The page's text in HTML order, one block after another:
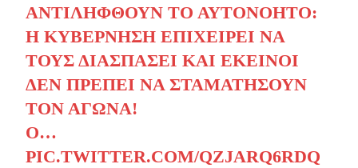
ΑΝΤΙΛΗΦΘΟΎΝ ΤΟ ΑΥΤΟΝΌΗΤΟ:
Η ΚΥΒΈΡΝΗΣΗ ΕΠΙΧΕΙΡΕΊ ΝΑ
ΤΟΥΣ ΔΙΑΣΠΆΣΕΙ ΚΑΙ ΕΚΕΊΝΟΙ
ΔΕΝ ΠΡΈΠΕΙ ΝΑ ΣΤΑΜΑΤΉΣΟΥΝ
ΤΟΝ ΑΓΏΝΑ!
Ο…
PIC.TWITTER.COM/QZJARQ6RDQ